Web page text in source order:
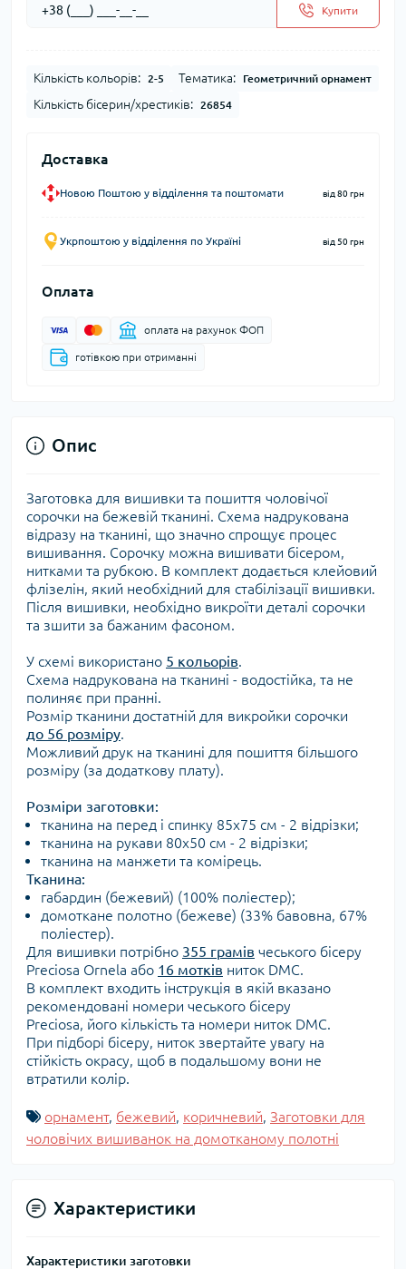
Купити
Кількість кольорів: 2-5 Тематика: Геометричний орнамент
Кількість бісерин/хрестиків: 26854
Доставка
Новою Поштою у відділення та поштомати від 80 грн
Укрпоштою у відділення по Україні від 50 грн
Оплата
оплата на рахунок ФОП
готівкою при отриманні
Опис
Заготовка для вишивки та пошиття чоловічої
сорочки на бежевій тканині. Схема надрукована
відразу на тканині, що значно спрощує процес
вишивання. Сорочку можна вишивати бісером,
нитками та рубкою. В комплект додається клейовий
флізелін, який необхідний для стабілізації вишивки.
Після вишивки, необхідно викроїти деталі сорочки
та зшити за бажаним фасоном.
У схемі використано 5 кольорів.
Схема надрукована на тканині - водостійка, та не
полиняє при пранні.
Розмір тканини достатній для викройки сорочки
до 56 розміру.
Можливий друк на тканині для пошиття більшого
розміру (за додаткову плату).
Розміри заготовки:
тканина на перед і спинку 85х75 см - 2 відрізки;
тканина на рукави 80х50 см - 2 відрізки;
тканина на манжети та комірець.
Тканина:
габардин (бежевий) (100% поліестер);
домоткане полотно (бежеве) (33% бавовна, 67%
поліестер).
Для вишивки потрібно 355 грамів чеського бісеру
Preciosa Ornela або 16 мотків ниток DMC.
В комплект входить інструкція в якій вказано
рекомендовані номери чеського бісеру
Preciosa, його кількість та номери ниток DMC.
При підборі бісеру, ниток звертайте увагу на
стійкість окрасу, щоб в подальшому вони не
втратили колір.
орнамент, бежевий, коричневий, Заготовки для
чоловічих вишиванок на домотканому полотні
Характеристики
Характеристики заготовки